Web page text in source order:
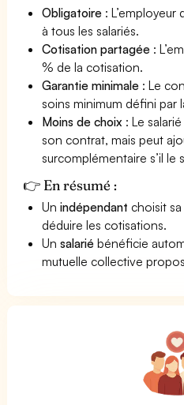
Obligatoire :
à tous les salariés.
Cotisation partagée :
% de la cotisation.
Garantie minimale : Le
soins minimum défini par
Moins de choix : Le
son contrat, mais peut
surcomplémentaire s’il le
👉 En résumé :
Unindépendant choisit
déduire les cotisations.
Unsalarié bénéficie
mutuelle collective